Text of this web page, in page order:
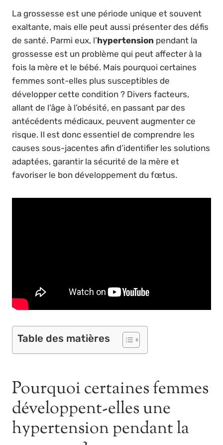
La grossesse est une période unique et souvent
exaltante, mais elle peut aussi présenter des défis
de santé. Parmi eux, l’hypertension pendant la
grossesse est un problème qui peut affecter à la
fois la mère et le bébé. Mais pourquoi certaines
femmes sont-elles plus susceptibles de
développer cette condition ? Divers facteurs,
allant de l’âge à l’obésité, en passant par des
antécédents médicaux, peuvent augmenter ce
risque. Il est donc essentiel de comprendre les
causes sous-jacentes afin d’identifier les solutions
adaptées, garantir la sécurité de la mère et
favoriser le bon développement du fœtus.
Table des matières
Pourquoi certaines femmes
développent-elles une
hypertension pendant la